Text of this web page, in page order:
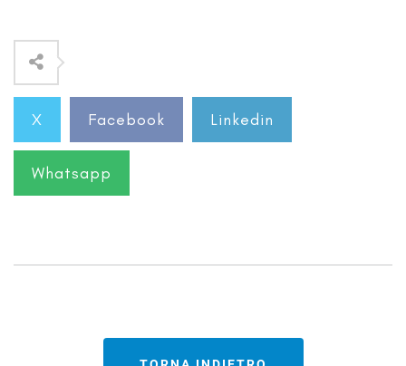
X Facebook Linkedin
Whatsapp